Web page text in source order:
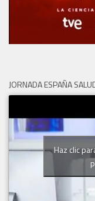
JORNADA ESPAÑA
Haz clic